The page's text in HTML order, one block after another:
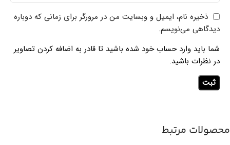
ذخیره نام، ایمیل و وبسایت من در مرورگر برای زمانی که دوباره
دیدگاهی می‌نویسم.
شما باید وارد حساب خود شده باشید تا قادر به اضافه کردن تصاویر
در نظرات باشید.
محصولات مرتبط